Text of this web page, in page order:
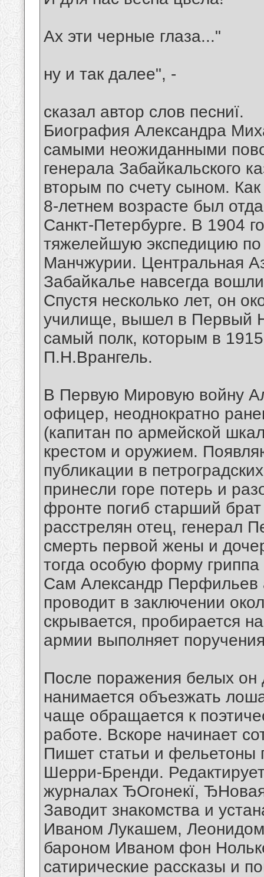
Ах эти черные глаза..."
ну и так далее", -
сказал автор слов песниї.
Биография Александра
самыми неожиданными
генерала Забайкальского
вторым по счету сыном.
8-летнем возрасте был
Санкт-Петербурге. В 1904
тяжелейшую экспедицию
Манчжурии. Центральная
Забайкалье навсегда
Спустя несколько лет, он
училище, вышел в Первый
самый полк, которым в
П.Н.Врангель.
В Первую Мировую войну
офицер, неоднократно
(капитан по армейской
крестом и оружием.
публикации в
принесли горе потерь и
фронте погиб старший
расстрелян отец, генерал
смерть первой жены и
тогда особую форму
Сам Александр Перфильев
проводит в заключении
скрывается, пробирается
армии выполняет
После поражения белых он
нанимается объезжать
чаще обращается к
работе. Вскоре начинает
Пишет статьи и фельетоны
Шерри-Бренди.
журналах ЂОгонекї,
Заводит знакомства и
Иваном Лукашем,
бароном Иваном фон
сатирические рассказы и